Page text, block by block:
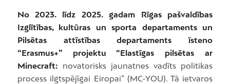
No 2023. līdz 2025. gadam Rīgas pašvaldības
Izglītības, kultūras un sporta departaments un
Pilsētas attīstības departaments īsteno
“Erasmus+” projektu “Elastīgas pilsētas ar
Minecraft: novatorisks jaunatnes vadīts politikas
process ilgtspējīgai Eiropai” (MC-YOU). Tā ietvaros